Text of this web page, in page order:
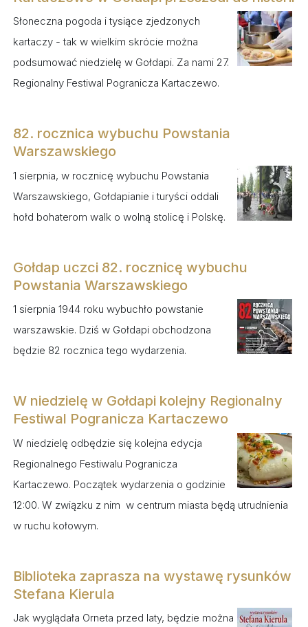
Słoneczna pogoda i tysiące zjedzonych
kartaczy - tak w wielkim skrócie można
podsumować niedzielę w Gołdapi. Za nami 27.
Regionalny Festiwal Pogranicza Kartaczewo.
82. rocznica wybuchu Powstania
Warszawskiego
1 sierpnia, w rocznicę wybuchu Powstania
Warszawskiego, Gołdapianie i turyści oddali
hołd bohaterom walk o wolną stolicę i Polskę.
Gołdap uczci 82. rocznicę wybuchu
Powstania Warszawskiego
1 sierpnia 1944 roku wybuchło powstanie
warszawskie. Dziś w Gołdapi obchodzona
będzie 82 rocznica tego wydarzenia.
W niedzielę w Gołdapi kolejny Regionalny
Festiwal Pogranicza Kartaczewo
W niedzielę odbędzie się kolejna edycja
Regionalnego Festiwalu Pogranicza
Kartaczewo. Początek wydarzenia o godzinie
12:00. W związku z nim w centrum miasta będą utrudnienia
w ruchu kołowym.
Biblioteka zaprasza na wystawę rysunków
Stefana Kierula
Jak wyglądała Orneta przed laty, będzie można